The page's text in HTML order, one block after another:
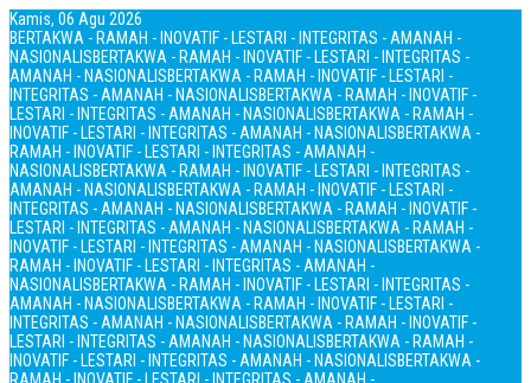
Kamis, 06 Agu 2026
BERTAKWA - RAMAH - INOVATIF - LESTARI - INTEGRITAS - AMANAH -
NASIONALISBERTAKWA - RAMAH - INOVATIF - LESTARI - INTEGRITAS -
AMANAH - NASIONALISBERTAKWA - RAMAH - INOVATIF - LESTARI -
INTEGRITAS - AMANAH - NASIONALISBERTAKWA - RAMAH - INOVATIF -
LESTARI - INTEGRITAS - AMANAH - NASIONALISBERTAKWA - RAMAH -
INOVATIF - LESTARI - INTEGRITAS - AMANAH - NASIONALISBERTAKWA -
RAMAH - INOVATIF - LESTARI - INTEGRITAS - AMANAH -
NASIONALISBERTAKWA - RAMAH - INOVATIF - LESTARI - INTEGRITAS -
AMANAH - NASIONALISBERTAKWA - RAMAH - INOVATIF - LESTARI -
INTEGRITAS - AMANAH - NASIONALISBERTAKWA - RAMAH - INOVATIF -
LESTARI - INTEGRITAS - AMANAH - NASIONALISBERTAKWA - RAMAH -
INOVATIF - LESTARI - INTEGRITAS - AMANAH - NASIONALISBERTAKWA -
RAMAH - INOVATIF - LESTARI - INTEGRITAS - AMANAH -
NASIONALISBERTAKWA - RAMAH - INOVATIF - LESTARI - INTEGRITAS -
AMANAH - NASIONALISBERTAKWA - RAMAH - INOVATIF - LESTARI -
INTEGRITAS - AMANAH - NASIONALISBERTAKWA - RAMAH - INOVATIF -
LESTARI - INTEGRITAS - AMANAH - NASIONALISBERTAKWA - RAMAH -
INOVATIF - LESTARI - INTEGRITAS - AMANAH - NASIONALISBERTAKWA -